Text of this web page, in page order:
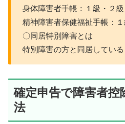
身体障害者手帳：１級・２級
精神障害者保健福祉手帳：１
〇同居特別障害とは
特別障害の方と同居している
確定申告で障害者控
法